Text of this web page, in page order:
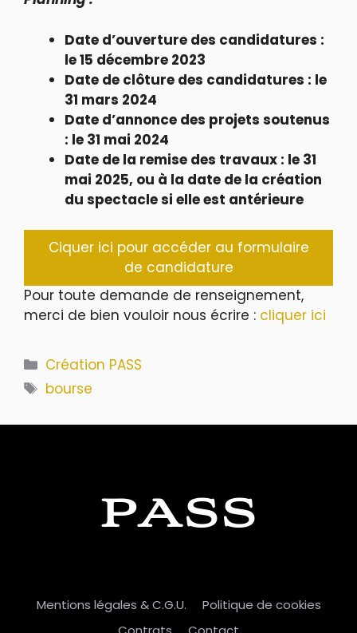
Date d’ouverture des candidatures :
le 15 décembre 2023
Date de clôture des candidatures : le
31 mars 2024
Date d’annonce des projets soutenus
: le 31 mai 2024
Date de la remise des travaux : le 31
mai 2025, ou à la date de la création
du spectacle si elle est antérieure
Ciquer ici pour accéder au formulaire
de candidature
Pour toute demande de renseignement,
merci de bien vouloir nous écrire : cliquer ici
Catégories
Création PASS
Étiquettes
bourse
PASS
Mentions légales & C.G.U.
Politique de cookies